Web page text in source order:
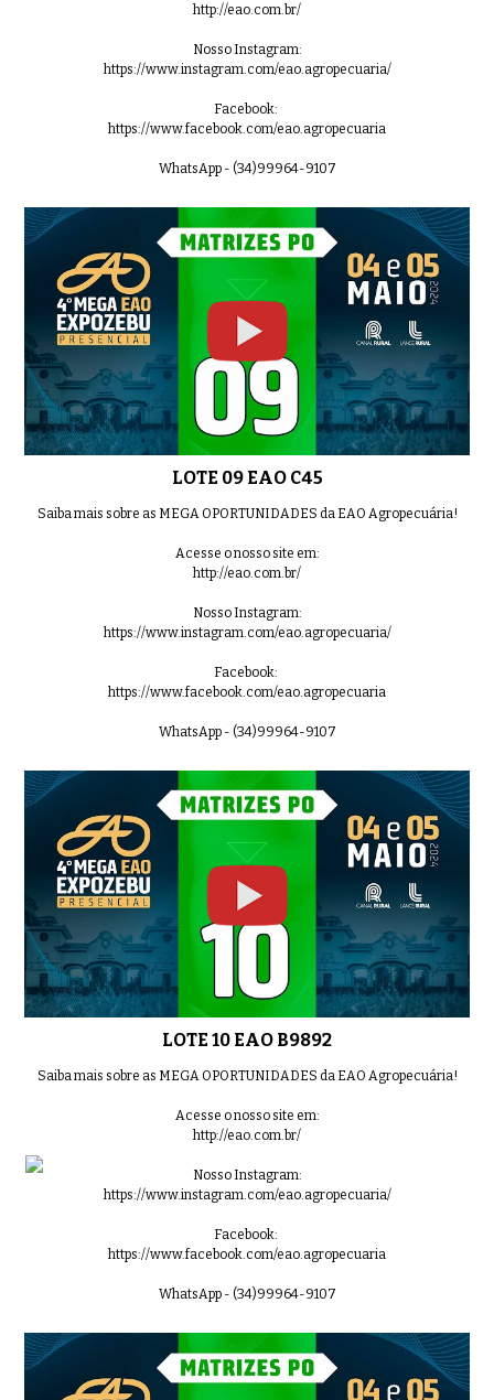
http://eao.com.br/
Nosso Instagram:
https://www.instagram.com/eao.agropecuaria/
Facebook:
https://www.facebook.com/eao.agropecuaria
WhatsApp - (34)99964-9107
LOTE 09 EAO C45
Saiba mais sobre as MEGA OPORTUNIDADES da EAO Agropecuária!
Acesse o nosso site em:
http://eao.com.br/
Nosso Instagram:
https://www.instagram.com/eao.agropecuaria/
Facebook:
https://www.facebook.com/eao.agropecuaria
WhatsApp - (34)99964-9107
LOTE 10 EAO B9892
Saiba mais sobre as MEGA OPORTUNIDADES da EAO Agropecuária!
Acesse o nosso site em:
http://eao.com.br/
Nosso Instagram:
https://www.instagram.com/eao.agropecuaria/
Facebook:
https://www.facebook.com/eao.agropecuaria
WhatsApp - (34)99964-9107